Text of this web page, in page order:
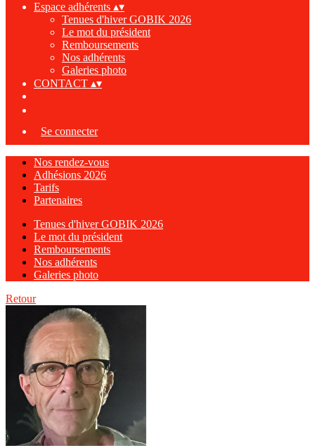
Espace adhérents ▴▾
Tenues d'hiver GOBIK 2026
Le mot du président
Remboursements
Nos adhérents
Galeries photo
CONTACT ▴▾
Se connecter
Nos rendez-vous
Adhésions 2026
Tarifs
Partenaires
Tenues d'hiver GOBIK 2026
Le mot du président
Remboursements
Nos adhérents
Galeries photo
Retour